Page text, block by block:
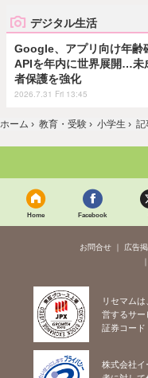
デジタル生活
Google、アプリ向け年齢
APIを年内に世界展開…未
者保護を強化
2026.7.31 Fri 13:45
ホーム › 教育・受験 › 小学生 › 記
Home Facebook
お問合せ 広告
リセマム
営するサー
証券コード
株式会社イ